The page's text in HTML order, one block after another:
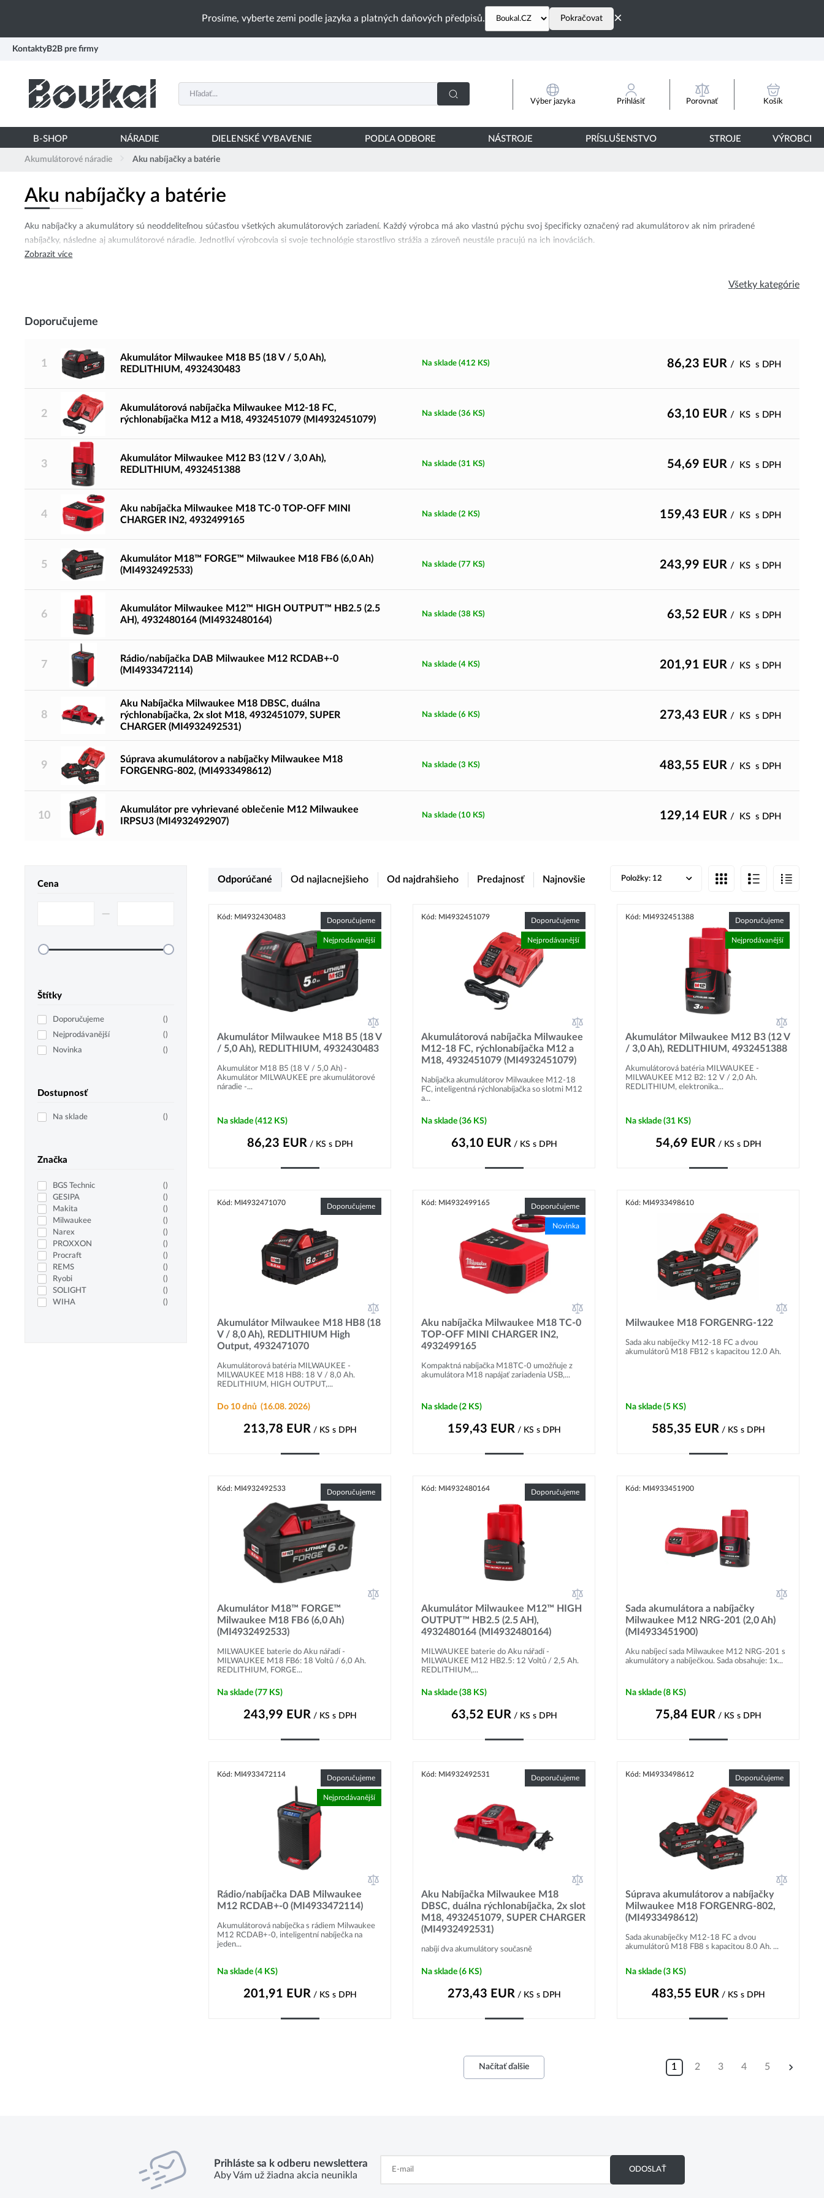
Prosíme, vyberte zemi podle jazyka a platných daňových předpisů. Pokračovat ×
Kontakty B2B pre firmy
Výber jazyka Prihlásiť Porovnať Košík
B-SHOP NÁRADIE DIELENSKÉ VYBAVENIE PODĽA ODBORE NÁSTROJE PRÍSLUŠENSTVO STROJE VÝROBCI
Akumulátorové náradie Aku nabíjačky a batérie
Aku nabíjačky a batérie
Aku nabíjačky a akumulátory sú neoddeliteľnou súčasťou všetkých akumulátorových zariadení. Každý výrobca má ako vlastnú pýchu svoj špecificky označený rad akumulátorov ak nim priradené
nabíjačky, následne aj akumulátorové náradie. Jednotliví výrobcovia si svoje technológie starostlivo strážia a zároveň neustále pracujú na ich inováciách.
Zobrazit více
Všetky kategórie
Doporučujeme
1
Akumulátor Milwaukee M18 B5 (18 V / 5,0 Ah),
REDLITHIUM, 4932430483
Na sklade(412 KS) 86,23 EUR / KS s DPH
2
Akumulátorová nabíjačka Milwaukee M12-18 FC,
rýchlonabíjačka M12 a M18, 4932451079 (MI4932451079)
Na sklade(36 KS) 63,10 EUR / KS s DPH
3
Akumulátor Milwaukee M12 B3 (12 V / 3,0 Ah),
REDLITHIUM, 4932451388
Na sklade(31 KS) 54,69 EUR / KS s DPH
4
Aku nabíjačka Milwaukee M18 TC-0 TOP-OFF MINI
CHARGER IN2, 4932499165
Na sklade(2 KS) 159,43 EUR / KS s DPH
5
Akumulátor M18™ FORGE™ Milwaukee M18 FB6 (6,0 Ah)
(MI4932492533)
Na sklade(77 KS) 243,99 EUR / KS s DPH
6
Akumulátor Milwaukee M12™ HIGH OUTPUT™ HB2.5 (2.5
AH), 4932480164 (MI4932480164)
Na sklade(38 KS) 63,52 EUR / KS s DPH
7
Rádio/nabíjačka DAB Milwaukee M12 RCDAB+-0
(MI4933472114)
Na sklade(4 KS) 201,91 EUR / KS s DPH
8
Aku Nabíjačka Milwaukee M18 DBSC, duálna
rýchlonabíjačka, 2x slot M18, 4932451079, SUPER
CHARGER (MI4932492531)
Na sklade(6 KS) 273,43 EUR / KS s DPH
9
Súprava akumulátorov a nabíjačky Milwaukee M18
FORGENRG-802, (MI4933498612)
Na sklade(3 KS) 483,55 EUR / KS s DPH
10
Akumulátor pre vyhrievané oblečenie M12 Milwaukee
IRPSU3 (MI4932492907)
Na sklade(10 KS) 129,14 EUR / KS s DPH
Cena
–⁠
Štítky
Doporučujeme ()
Nejprodávanější
()
Novinka
()
Dostupnosť
Na sklade ()
Značka
BGS Technic ()
GESIPA
()
Makita
()
Milwaukee
()
Narex
()
PROXXON
()
Procraft
()
REMS
()
Ryobi
()
SOLIGHT
()
WIHA
()
Odporúčané Od najlacnejšieho Od najdrahšieho Predajnosť Najnovšie Položky: 12
Kód: MI4932430483 Doporučujeme
Nejprodávanější
Akumulátor Milwaukee M18 B5 (18 V
/ 5,0 Ah), REDLITHIUM, 4932430483
Akumulátor M18 B5 (18 V / 5,0 Ah) -
Akumulátor MILWAUKEE pre akumulátorové
náradie -...
Na sklade (412 KS)
86,23 EUR / KS s DPH
Kód: MI4932451079 Doporučujeme
Nejprodávanější
Akumulátorová nabíjačka Milwaukee
M12-18 FC, rýchlonabíjačka M12 a
M18, 4932451079 (MI4932451079)
Nabíjačka akumulátorov Milwaukee M12-18
FC, inteligentná rýchlonabíjačka so slotmi M12
a...
Na sklade (36 KS)
63,10 EUR / KS s DPH
Kód: MI4932451388 Doporučujeme
Nejprodávanější
Akumulátor Milwaukee M12 B3 (12 V
/ 3,0 Ah), REDLITHIUM, 4932451388
Akumulátorová batéria MILWAUKEE -
MILWAUKEE M12 B2: 12 V / 2,0 Ah.
REDLITHIUM, elektronika...
Na sklade (31 KS)
54,69 EUR / KS s DPH
Kód: MI4932471070 Doporučujeme
Akumulátor Milwaukee M18 HB8 (18
V / 8,0 Ah), REDLITHIUM High
Output, 4932471070
Akumulátorová batéria MILWAUKEE -
MILWAUKEE M18 HB8: 18 V / 8,0 Ah.
REDLITHIUM, HIGH OUTPUT,...
Do 10 dnů (16.08. 2026)
213,78 EUR / KS s DPH
Kód: MI4932499165 Doporučujeme
Novinka
Aku nabíjačka Milwaukee M18 TC-0
TOP-OFF MINI CHARGER IN2,
4932499165
Kompaktná nabíjačka M18TC-0 umožňuje z
akumulátora M18 napájať zariadenia USB,...
Na sklade (2 KS)
159,43 EUR / KS s DPH
Kód: MI4933498610
Milwaukee M18 FORGENRG-122
Sada aku nabíječky M12-18 FC a dvou
akumulátorů M18 FB12 s kapacitou 12.0 Ah.
Na sklade (5 KS)
585,35 EUR / KS s DPH
Kód: MI4932492533 Doporučujeme
Akumulátor M18™ FORGE™
Milwaukee M18 FB6 (6,0 Ah)
(MI4932492533)
MILWAUKEE baterie do Aku nářadí -
MILWAUKEE M18 FB6: 18 Voltů / 6,0 Ah.
REDLITHIUM, FORGE...
Na sklade (77 KS)
243,99 EUR / KS s DPH
Kód: MI4932480164 Doporučujeme
Akumulátor Milwaukee M12™ HIGH
OUTPUT™ HB2.5 (2.5 AH),
4932480164 (MI4932480164)
MILWAUKEE baterie do Aku nářadí -
MILWAUKEE M12 HB2.5: 12 Voltů / 2,5 Ah.
REDLITHIUM,...
Na sklade (38 KS)
63,52 EUR / KS s DPH
Kód: MI4933451900
Sada akumulátora a nabíjačky
Milwaukee M12 NRG-201 (2,0 Ah)
(MI4933451900)
Aku nabíjecí sada Milwaukee M12 NRG-201 s
akumulátory a nabíječkou. Sada obsahuje: 1x...
Na sklade (8 KS)
75,84 EUR / KS s DPH
Kód: MI4933472114 Doporučujeme
Nejprodávanější
Rádio/nabíjačka DAB Milwaukee
M12 RCDAB+-0 (MI4933472114)
Akumulátorová nabíječka s rádiem Milwaukee
M12 RCDAB+-0, inteligentní nabíječka na
jeden...
Na sklade (4 KS)
201,91 EUR / KS s DPH
Kód: MI4932492531 Doporučujeme
Aku Nabíjačka Milwaukee M18
DBSC, duálna rýchlonabíjačka, 2x slot
M18, 4932451079, SUPER CHARGER
(MI4932492531)
nabíjí dva akumulátory současně
Na sklade (6 KS)
273,43 EUR / KS s DPH
Kód: MI4933498612 Doporučujeme
Súprava akumulátorov a nabíjačky
Milwaukee M18 FORGENRG-802,
(MI4933498612)
Sada akunabíječky M12-18 FC a dvou
akumulátorů M18 FB8 s kapacitou 8.0 Ah. ...
Na sklade (3 KS)
483,55 EUR / KS s DPH
Načítať ďalšie 1 2 3 4 5
Prihláste sa k odberu newslettera
Aby Vám už žiadna akcia neunikla
ODOSLAŤ